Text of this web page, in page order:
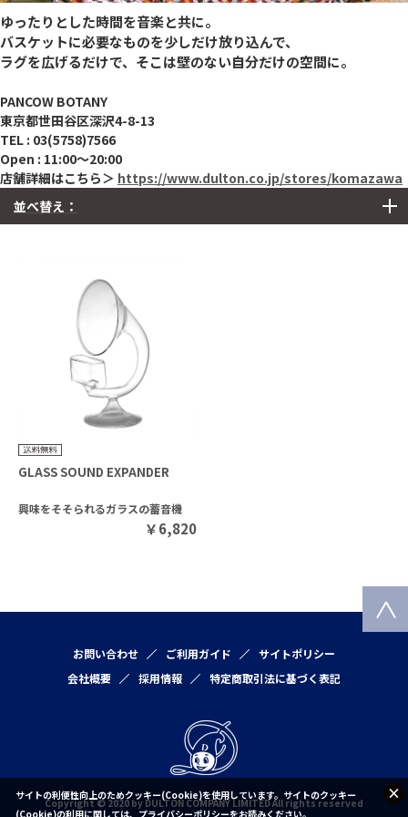
ゆったりとした時間を音楽と共に。
バスケットに必要なものを少しだけ放り込んで、
ラグを広げるだけで、そこは壁のない自分だけの空間に。
PANCOW BOTANY
東京都世田谷区深沢4-8-13
TEL : 03(5758)7566
Open : 11:00～20:00
店舗詳細はこちら＞ https://www.dulton.co.jp/stores/komazawa
並べ替え：
GLASS SOUND EXPANDER
興味をそそられるガラスの蓄音機
￥6,820
お問い合わせ ご利用ガイド
サイトポリシー
会社概要
採用情報 特定商取引法に基づく表記
Copyright © 2020 by DULTON COMPANY LIMITED All rights reserved
サイトの利便性向上のためクッキー(Cookie)を使用しています。サイトのクッキー
(Cookie)の利用に関しては、 プライバシーポリシーをお読みください。